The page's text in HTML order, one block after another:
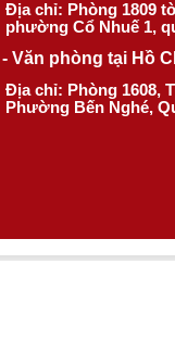
Địa chỉ: Phòng 1809
phường Cổ Nhuế 1,
- Văn phòng tại Hồ
Địa chỉ: Phòng 1608,
Phường Bến Nghé,